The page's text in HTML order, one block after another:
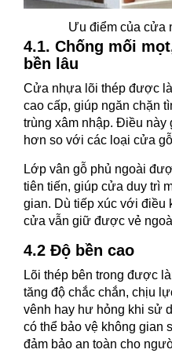
Ưu điểm của cửa
4.1. Chống mối
bền lâu
Cửa nhựa lõi thép được
cao cấp, giúp ngăn chặn
trùng xâm nhập. Điều này
hơn so với các loại cửa
Lớp vân gỗ phủ ngoài
tiên tiến, giúp cửa duy trì
gian. Dù tiếp xúc với điều
cửa vẫn giữ được vẻ
4.2 Độ bền cao
Lõi thép bên trong được
tăng độ chắc chắn, chịu
vênh hay hư hỏng khi sử
có thể bảo vệ không gian
đảm bảo an toàn cho